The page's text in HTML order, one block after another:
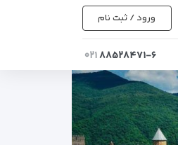
ورود / ثبت نام
۸۸۵۲۸۴۷۱-۶۰۲۱